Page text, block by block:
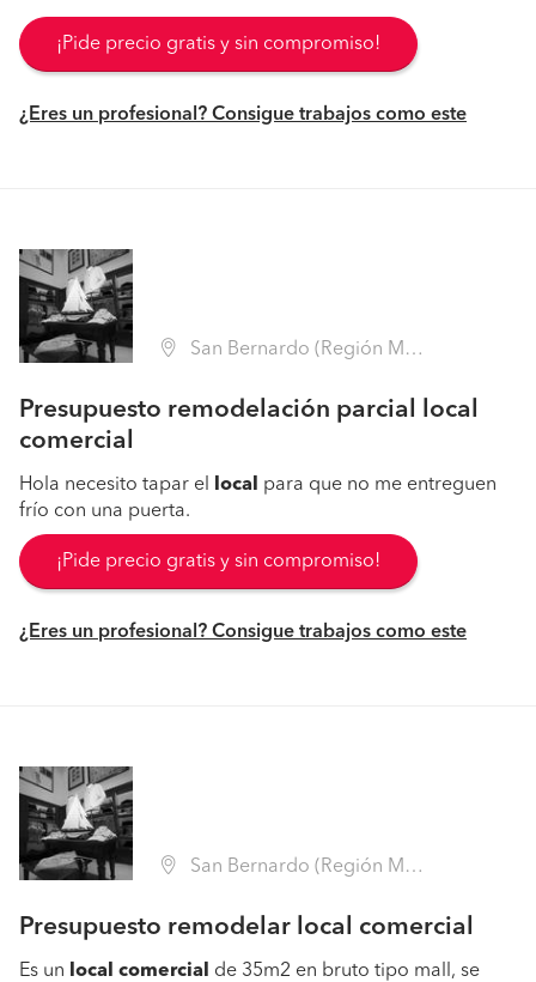
¡Pide precio gratis y sin compromiso!
¿Eres un profesional? Consigue trabajos como este
San Bernardo (Región Metropolitana - Maipo)
Presupuesto remodelación parcial local
comercial
Hola necesito tapar el local
para que no me entreguen
frío con una puerta.
¡Pide precio gratis y sin compromiso!
¿Eres un profesional? Consigue trabajos como este
San Bernardo (Región Metropolitana - Maipo)
Presupuesto remodelar local comercial
Es un local comercial
de 35m2 en bruto tipo mall, se